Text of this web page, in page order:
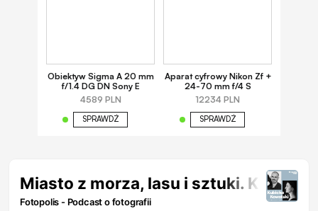
Obiektyw Sigma A 20 mm
f/1.4 DG DN Sony E
4589 PLN
SPRAWDŹ
Aparat cyfrowy Nikon Zf +
24-70 mm f/4 S
12234 PLN
SPRAWDŹ